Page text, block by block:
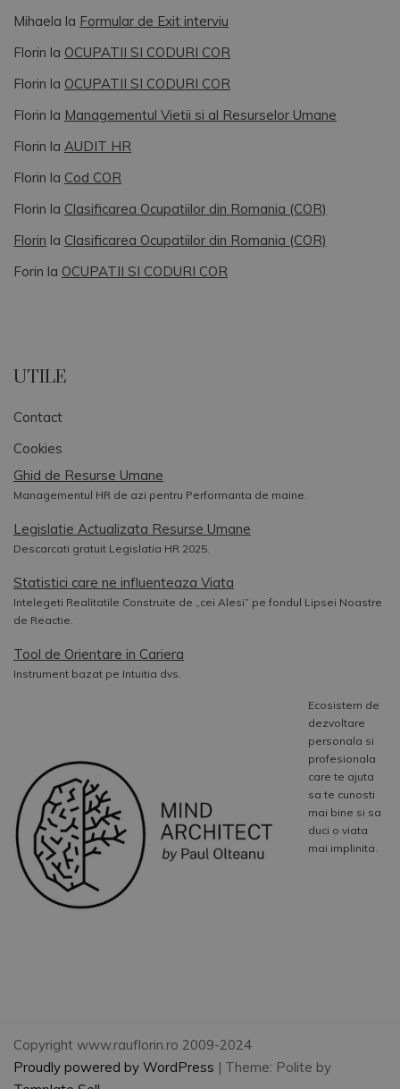
Mihaela la Formular de Exit interviu
Florin la OCUPATII SI CODURI COR
Florin la OCUPATII SI CODURI COR
Florin la Managementul Vietii si al Resurselor Umane
Florin la AUDIT HR
Florin la Cod COR
Florin la Clasificarea Ocupatiilor din Romania (COR)
Florin la Clasificarea Ocupatiilor din Romania (COR)
Forin la OCUPATII SI CODURI COR
UTILE
Contact
Cookies
Ghid de Resurse Umane
Managementul HR de azi pentru Performanta de maine.
Legislatie Actualizata Resurse Umane
Descarcati gratuit Legislatia HR 2025.
Statistici care ne influenteaza Viata
Intelegeti Realitatile Construite de „cei Alesi” pe fondul Lipsei Noastre
de Reactie.
Tool de Orientare in Cariera
Instrument bazat pe Intuitia dvs.
Ecosistem de
dezvoltare
personala si
profesionala
care te ajuta
sa te cunosti
mai bine si sa
duci o viata
mai implinita.
Copyright www.rauflorin.ro 2009-2024
Proudly powered by WordPress | Theme: Polite by